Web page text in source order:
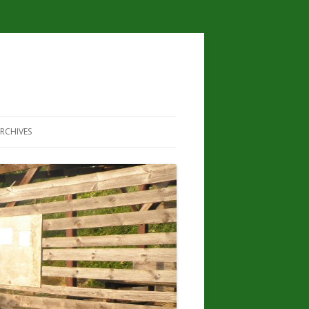
EN VIDÉO –
2021
2020
2019
2018